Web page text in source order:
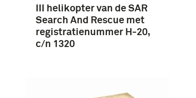
III helikopter van de SAR
Search And Rescue met
registratienummer H-20,
c/n 1320